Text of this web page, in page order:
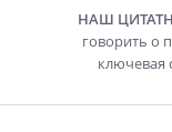
НАШ
говорить о
ключевая